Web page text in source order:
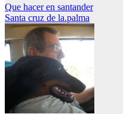
Navegación
de
entradas
Que hacer en santander
Santa cruz de la.palma